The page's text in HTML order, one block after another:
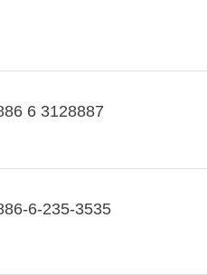
6 3128887
6-235-3535